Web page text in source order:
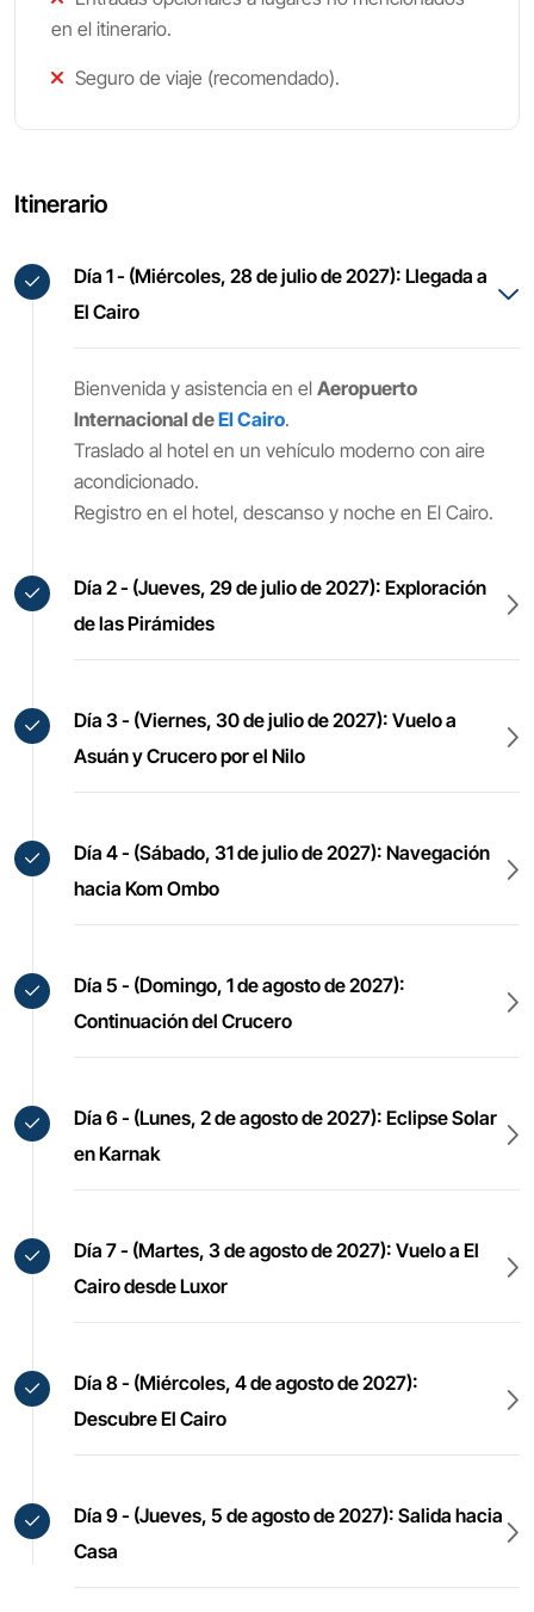
en el itinerario.
Seguro de viaje (recomendado).
Itinerario
Día 1 - (Miércoles, 28 de julio de 2027): Llegada a
El Cairo
Bienvenida y asistencia en el Aeropuerto
Internacional deEl Cairo.
Traslado al hotel en un vehículo moderno con aire
acondicionado.
Registro en el hotel, descanso y noche en El Cairo.
Día 2 - (Jueves, 29 de julio de 2027): Exploración
de las Pirámides
Día 3 - (Viernes, 30 de julio de 2027): Vuelo a
Asuán y Crucero por el Nilo
Día 4 - (Sábado, 31 de julio de 2027): Navegación
hacia Kom Ombo
Día 5 - (Domingo, 1 de agosto de 2027):
Continuación del Crucero
Día 6 - (Lunes, 2 de agosto de 2027): Eclipse Solar
en Karnak
Día 7 - (Martes, 3 de agosto de 2027): Vuelo a El
Cairo desde Luxor
Día 8 - (Miércoles, 4 de agosto de 2027):
Descubre El Cairo
Día 9 - (Jueves, 5 de agosto de 2027): Salida hacia
Casa